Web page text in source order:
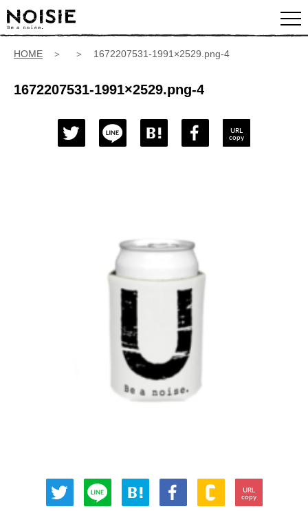
HOME ＞ ＞ 1672207531-1991×2529.png-4
1672207531-1991×2529.png-4
URL
copy
URL
copy